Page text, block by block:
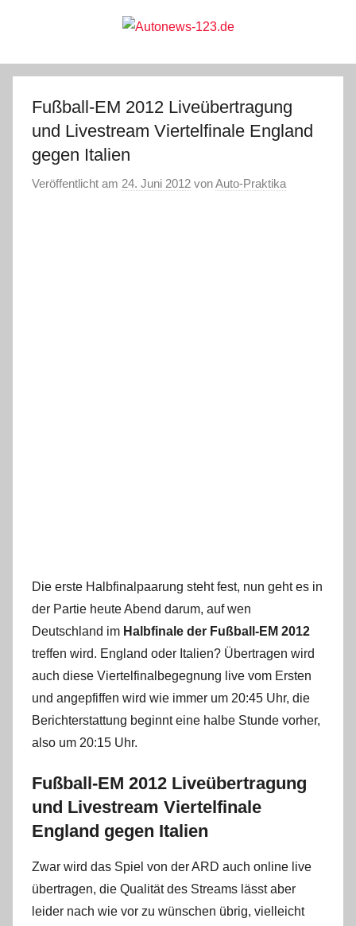
Autonews-
123.de
Fußball-EM 2012 Liveübertragung
und Livestream Viertelfinale England
gegen Italien
Veröffentlicht am 24. Juni 2012 vonAuto-Praktika
Die erste Halbfinalpaarung steht fest, nun geht es in
der Partie heute Abend darum, auf wen
Deutschland im Halbfinale der Fußball-EM 2012
treffen wird. England oder Italien? Übertragen wird
auch diese Viertelfinalbegegnung live vom Ersten
und angepfiffen wird wie immer um 20:45 Uhr, die
Berichterstattung beginnt eine halbe Stunde vorher,
also um 20:15 Uhr.
Fußball-EM 2012 Liveübertragung
und Livestream Viertelfinale
England gegen Italien
Zwar wird das Spiel von der ARD auch online live
übertragen, die Qualität des Streams lässt aber
leider nach wie vor zu wünschen übrig, vielleicht